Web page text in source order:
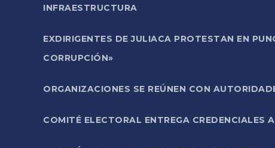
INFRAESTRUCTURA
EXDIRIGENTES DE JULIACA PROTESTAN EN
CORRUPCIÓN»
ORGANIZACIONES SE REÚNEN CON
COMITÉ ELECTORAL ENTREGA CREDENCIALES